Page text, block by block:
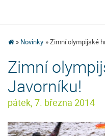
Novinky Zimní olympijské
Zimní
Javorníku!
pátek, 7. března 2014